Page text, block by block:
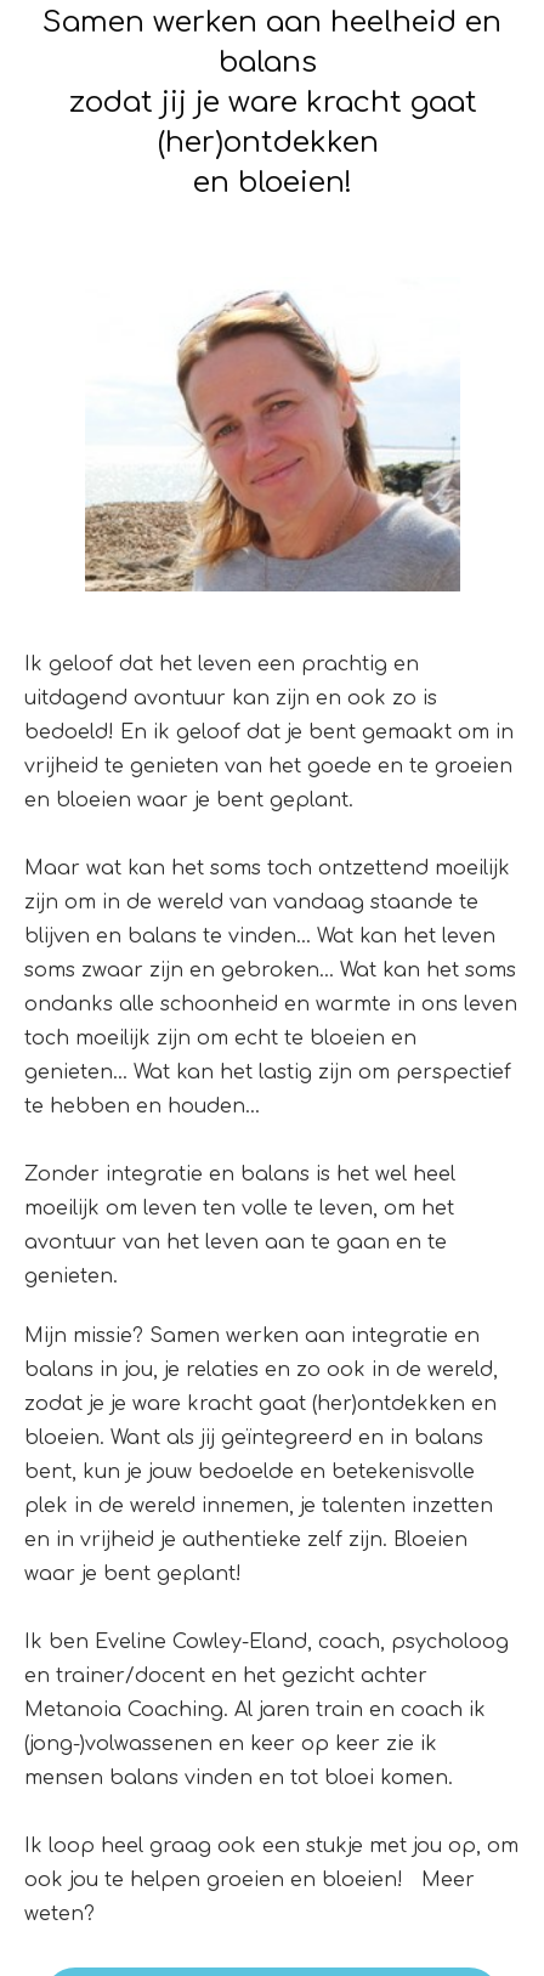
Samen werken aan heelheid en
balans
zodat jij je ware kracht gaat
(her)ontdekken
en bloeien!
Ik geloof dat het leven een prachtig en
uitdagend avontuur kan zijn en ook zo is
bedoeld! En ik geloof dat je bent gemaakt om in
vrijheid te genieten van het goede en te groeien
en bloeien waar je bent geplant.
Maar wat kan het soms toch ontzettend moeilijk
zijn om in de wereld van vandaag staande te
blijven en balans te vinden... Wat kan het leven
soms zwaar zijn en gebroken... Wat kan het soms
ondanks alle schoonheid en warmte in ons leven
toch moeilijk zijn om echt te bloeien en
genieten... Wat kan het lastig zijn om perspectief
te hebben en houden...
Zonder integratie en balans is het wel heel
moeilijk om leven ten volle te leven, om het
avontuur van het leven aan te gaan en te
genieten.
Mijn missie? Samen werken aan integratie en
balans in jou, je relaties en zo ook in de wereld,
zodat je je ware kracht gaat (her)ontdekken en
bloeien. Want als jij geïntegreerd en in balans
bent, kun je jouw bedoelde en betekenisvolle
plek in de wereld innemen, je talenten inzetten
en in vrijheid je authentieke zelf zijn. Bloeien
waar je bent geplant!
Ik ben Eveline Cowley-Eland, coach, psycholoog
en trainer/docent en het gezicht achter
Metanoia Coaching. Al jaren train en coach ik
(jong-)volwassenen en keer op keer zie ik
mensen balans vinden en tot bloei komen.
Ik loop heel graag ook een stukje met jou op, om
ook jou te helpen groeien en bloeien! Meer
weten?